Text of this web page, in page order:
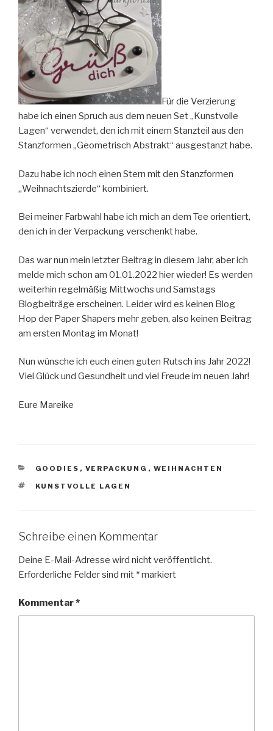
Für die Verzierung
habe ich einen Spruch aus dem neuen Set „Kunstvolle
Lagen“ verwendet, den ich mit einem Stanzteil aus den
Stanzformen „Geometrisch Abstrakt“ ausgestanzt habe.
Dazu habe ich noch einen Stern mit den Stanzformen
„Weihnachtszierde“ kombiniert.
Bei meiner Farbwahl habe ich mich an dem Tee orientiert,
den ich in der Verpackung verschenkt habe.
Das war nun mein letzter Beitrag in diesem Jahr, aber ich
melde mich schon am 01.01.2022 hier wieder! Es werden
weiterhin regelmäßig Mittwochs und Samstags
Blogbeiträge erscheinen. Leider wird es keinen Blog
Hop der Paper Shapers mehr geben, also keinen Beitrag
am ersten Montag im Monat!
Nun wünsche ich euch einen guten Rutsch ins Jahr 2022!
Viel Glück und Gesundheit und viel Freude im neuen Jahr!
Eure Mareike
KATEGORIEN
GOODIES , VERPACKUNG , WEIHNACHTEN
SCHLAGWÖRTER
KUNSTVOLLE LAGEN
Schreibe einen Kommentar
Deine E-Mail-Adresse wird nicht veröffentlicht.
Erforderliche Felder sind mit *markiert
Kommentar*